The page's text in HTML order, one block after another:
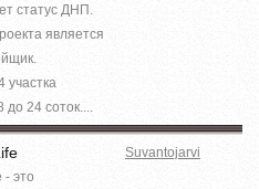
статус ДНП.
является
участка
24 соток....
- это
Suvantojarvi